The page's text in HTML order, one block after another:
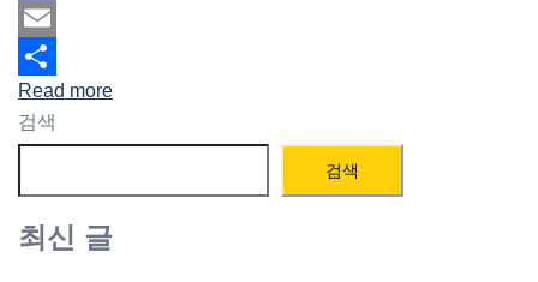
Mastodon
Email
Share
Read more
검색
검색
최신 글